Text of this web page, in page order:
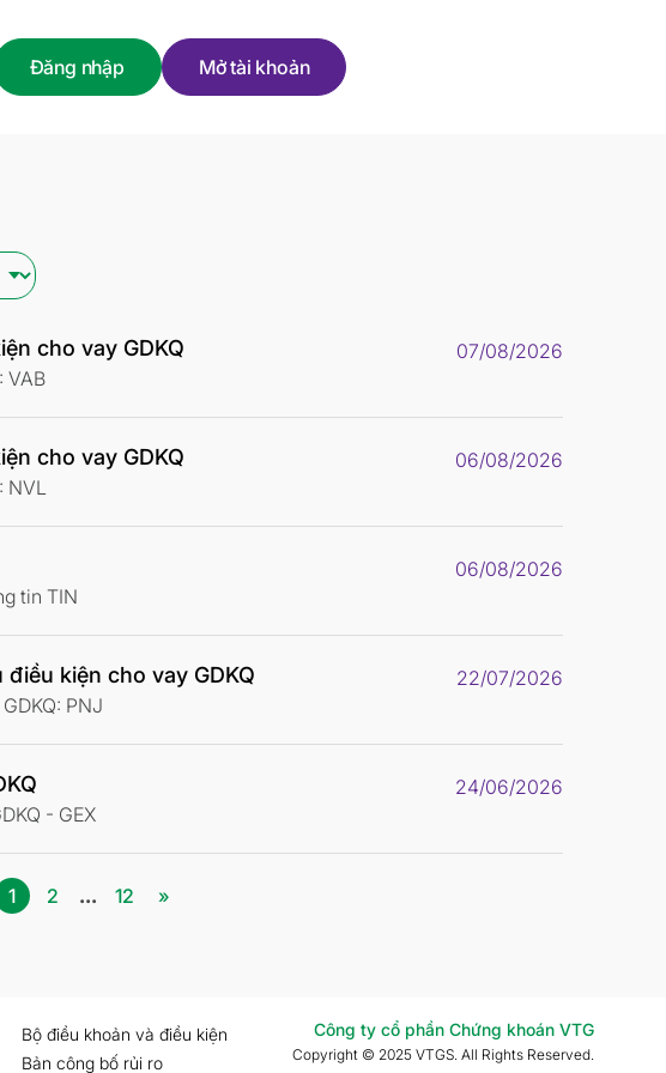
Đăng nhập Mở tài khoản
cho vay GDKQ
VAB
07/08/2026
cho vay GDKQ
NVL
06/08/2026
tin TIN
06/08/2026
kiện cho vay GDKQ
PNJ
22/07/2026
- GEX
24/06/2026
1 2 ... 12 »
Bộ điều khoản và điều kiện
Bản công bố rủi ro
Công ty cổ phần Chứng khoán VTG
Copyright © 2025 VTGS. All Rights Reserved.